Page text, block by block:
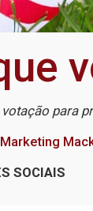
para
SOCIAIS